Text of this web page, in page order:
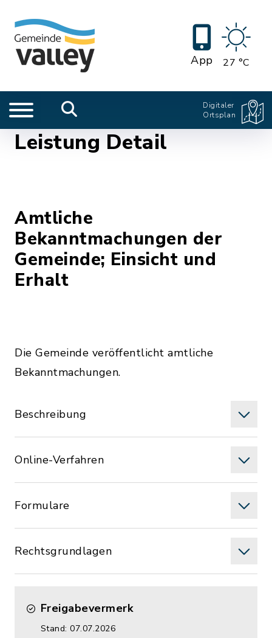
App 27 °C
Digitaler
Ortsplan
Leistung Detail
Amtliche
Bekanntmachungen der
Gemeinde; Einsicht und
Erhalt
Die Gemeinde veröffentlicht amtliche
Bekanntmachungen.
Beschreibung
Online-Verfahren
Formulare
Rechtsgrundlagen
Freigabevermerk
Stand: 07.07.2026